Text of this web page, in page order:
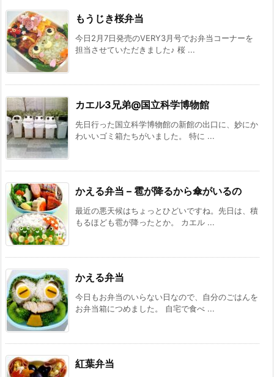
もうじき桜弁当
今日2月7日発売のVERY3月号でお弁当コーナーを
担当させていただきました♪ 桜 ...
カエル3兄弟@国立科学博物館
先日行った国立科学博物館の新館の出口に、妙にか
わいいゴミ箱たちがいました。 特に ...
かえる弁当 – 雹が降るから傘がいるの
最近の悪天候はちょっとひどいですね。先日は、積
もるほども雹が降ったとか。 カエル ...
かえる弁当
今日もお弁当のいらない日なので、自分のごはんを
お弁当箱につめました。 自宅で食べ ...
紅葉弁当